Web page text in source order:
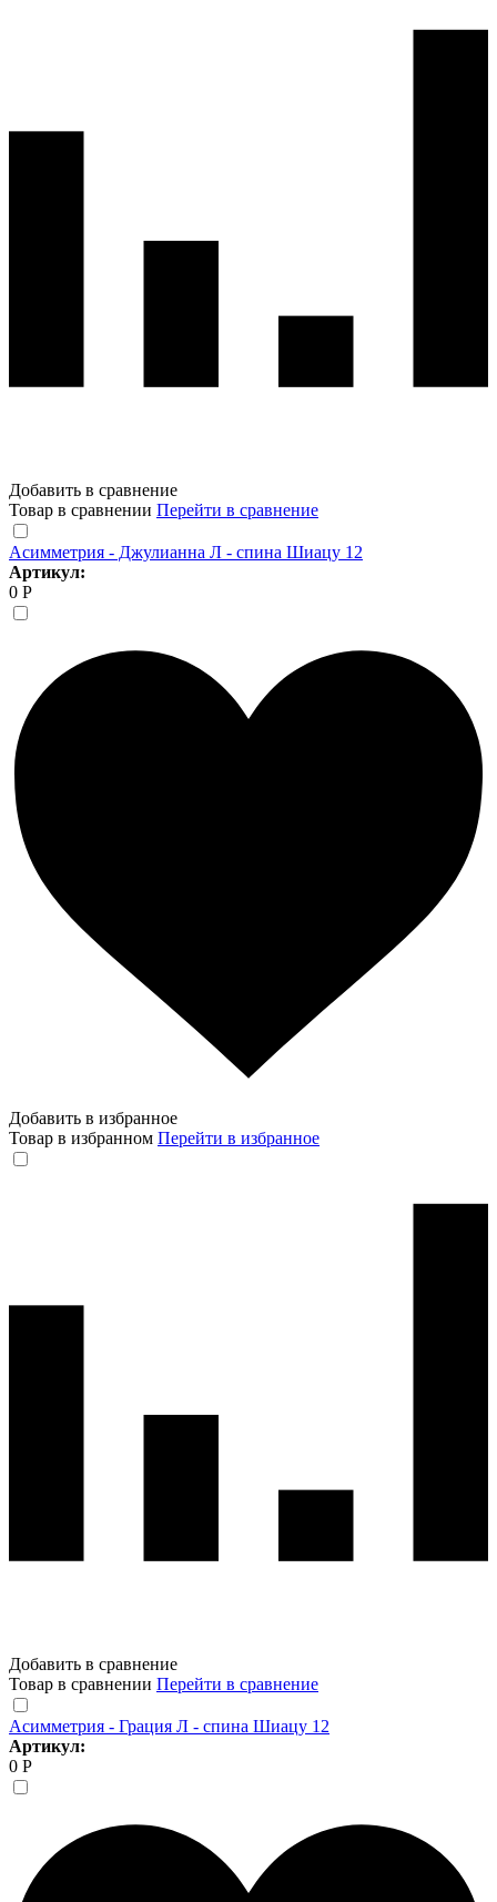
Добавить в сравнение
Товар в сравнении Перейти в сравнение
Асимметрия - Джулианна Л - спина Шиацу 12
Артикул:
0 Р
Добавить в избранное
Товар в избранном Перейти в избранное
Добавить в сравнение
Товар в сравнении Перейти в сравнение
Асимметрия - Грация Л - спина Шиацу 12
Артикул:
0 Р